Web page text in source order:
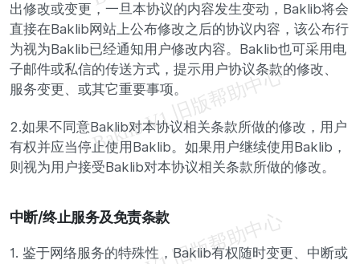
出修改或变更，一旦本协议的内容发生变动，Baklib将会
直接在Baklib网站上公布修改之后的协议内容，该公布行
为视为Baklib已经通知用户修改内容。Baklib也可采用电
子邮件或私信的传送方式，提示用户协议条款的修改、
服务变更、或其它重要事项。
2.如果不同意Baklib对本协议相关条款所做的修改，用户
有权并应当停止使用Baklib。如果用户继续使用Baklib，
则视为用户接受Baklib对本协议相关条款所做的修改。
中断/终止服务及免责条款
1. 鉴于网络服务的特殊性，Baklib有权随时变更、中断或